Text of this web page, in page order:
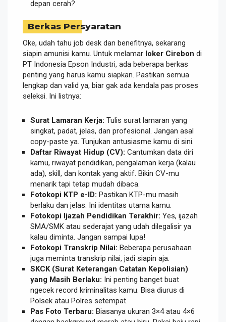
depan cerah?
Berkas Persyaratan
Oke, udah tahu job desk dan benefitnya, sekarang
siapin amunisi kamu. Untuk melamar loker Cirebon di
PT Indonesia Epson Industri, ada beberapa berkas
penting yang harus kamu siapkan. Pastikan semua
lengkap dan valid ya, biar gak ada kendala pas proses
seleksi. Ini listnya:
Surat Lamaran Kerja: Tulis surat lamaran yang
singkat, padat, jelas, dan profesional. Jangan asal
copy-paste ya. Tunjukan antusiasme kamu di sini.
Daftar Riwayat Hidup (CV): Cantumkan data diri
kamu, riwayat pendidikan, pengalaman kerja (kalau
ada), skill, dan kontak yang aktif. Bikin CV-mu
menarik tapi tetap mudah dibaca.
Fotokopi KTP e-ID: Pastikan KTP-mu masih
berlaku dan jelas. Ini identitas utama kamu.
Fotokopi Ijazah Pendidikan Terakhir: Yes, ijazah
SMA/SMK atau sederajat yang udah dilegalisir ya
kalau diminta. Jangan sampai lupa!
Fotokopi Transkrip Nilai: Beberapa perusahaan
juga meminta transkrip nilai, jadi siapin aja.
SKCK (Surat Keterangan Catatan Kepolisian)
yang Masih Berlaku: Ini penting banget buat
ngecek record kriminalitas kamu. Bisa diurus di
Polsek atau Polres setempat.
Pas Foto Terbaru: Biasanya ukuran 3×4 atau 4×6